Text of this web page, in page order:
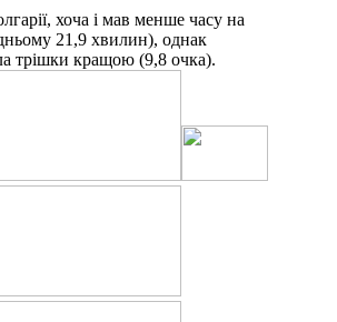
хоча і мав менше часу на
21,9 хвилин), однак
трішки кращою (9,8 очка).